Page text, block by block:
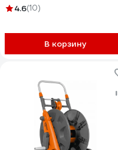
4.6(10)
В корзину